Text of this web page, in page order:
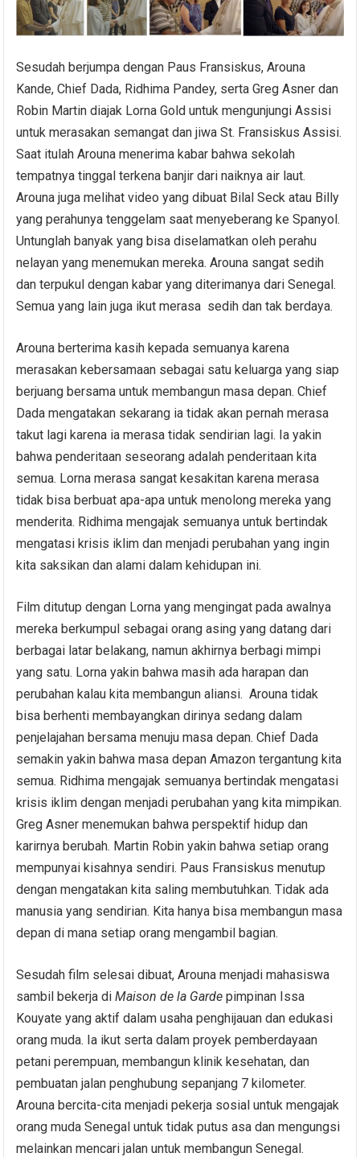
Sesudah berjumpa dengan Paus Fransiskus, Arouna
Kande, Chief Dada, Ridhima Pandey, serta Greg Asner dan
Robin Martin diajak Lorna Gold untuk mengunjungi Assisi
untuk merasakan semangat dan jiwa St. Fransiskus Assisi.
Saat itulah Arouna menerima kabar bahwa sekolah
tempatnya tinggal terkena banjir dari naiknya air laut.
Arouna juga melihat video yang dibuat Bilal Seck atau Billy
yang perahunya tenggelam saat menyeberang ke Spanyol.
Untunglah banyak yang bisa diselamatkan oleh perahu
nelayan yang menemukan mereka. Arouna sangat sedih
dan terpukul dengan kabar yang diterimanya dari Senegal.
Semua yang lain juga ikut merasa sedih dan tak berdaya.
Arouna berterima kasih kepada semuanya karena
merasakan kebersamaan sebagai satu keluarga yang siap
berjuang bersama untuk membangun masa depan. Chief
Dada mengatakan sekarang ia tidak akan pernah merasa
takut lagi karena ia merasa tidak sendirian lagi. Ia yakin
bahwa penderitaan seseorang adalah penderitaan kita
semua. Lorna merasa sangat kesakitan karena merasa
tidak bisa berbuat apa-apa untuk menolong mereka yang
menderita. Ridhima mengajak semuanya untuk bertindak
mengatasi krisis iklim dan menjadi perubahan yang ingin
kita saksikan dan alami dalam kehidupan ini.
Film ditutup dengan Lorna yang mengingat pada awalnya
mereka berkumpul sebagai orang asing yang datang dari
berbagai latar belakang, namun akhirnya berbagi mimpi
yang satu. Lorna yakin bahwa masih ada harapan dan
perubahan kalau kita membangun aliansi. Arouna tidak
bisa berhenti membayangkan dirinya sedang dalam
penjelajahan bersama menuju masa depan. Chief Dada
semakin yakin bahwa masa depan Amazon tergantung kita
semua. Ridhima mengajak semuanya bertindak mengatasi
krisis iklim dengan menjadi perubahan yang kita mimpikan.
Greg Asner menemukan bahwa perspektif hidup dan
karirnya berubah. Martin Robin yakin bahwa setiap orang
mempunyai kisahnya sendiri. Paus Fransiskus menutup
dengan mengatakan kita saling membutuhkan. Tidak ada
manusia yang sendirian. Kita hanya bisa membangun masa
depan di mana setiap orang mengambil bagian.
Sesudah film selesai dibuat, Arouna menjadi mahasiswa
sambil bekerja diMaison de la Garde pimpinan Issa
Kouyate yang aktif dalam usaha penghijauan dan edukasi
orang muda. Ia ikut serta dalam proyek pemberdayaan
petani perempuan, membangun klinik kesehatan, dan
pembuatan jalan penghubung sepanjang 7 kilometer.
Arouna bercita-cita menjadi pekerja sosial untuk mengajak
orang muda Senegal untuk tidak putus asa dan mengungsi
melainkan mencari jalan untuk membangun Senegal.